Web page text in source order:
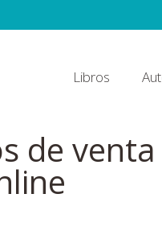
Libros
de